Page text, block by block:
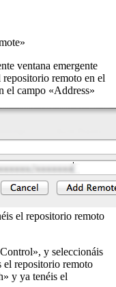
ventana emergente
repositorio remoto en el
el campo «Address»
el repositorio remoto
y seleccionáis
el repositorio remoto
y ya tenéis el